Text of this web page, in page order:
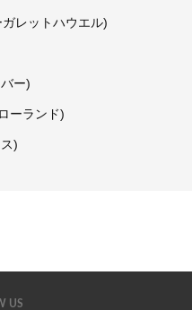
レットハウエル)
ー)
ーランド)
)
US